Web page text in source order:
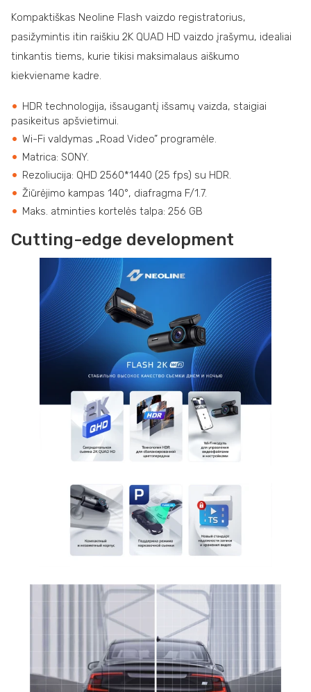
Kompaktiškas Neoline Flash vaizdo registratorius,
pasižymintis itin raiškiu 2K QUAD HD vaizdo įrašymu, idealiai
tinkantis tiems, kurie tikisi maksimalaus aiškumo
kiekviename kadre.
HDR technologija, išsaugantį išsamų vaizda, staigiai
pasikeitus apšvietimui.
Wi-Fi valdymas „Road Video” programėle.
Matrica: SONY.
Rezoliucija: QHD 2560*1440 (25 fps) su HDR.
Žiūrėjimo kampas 140°, diafragma F/1.7.
Maks. atminties kortelės talpa: 256 GB
Cutting-edge development